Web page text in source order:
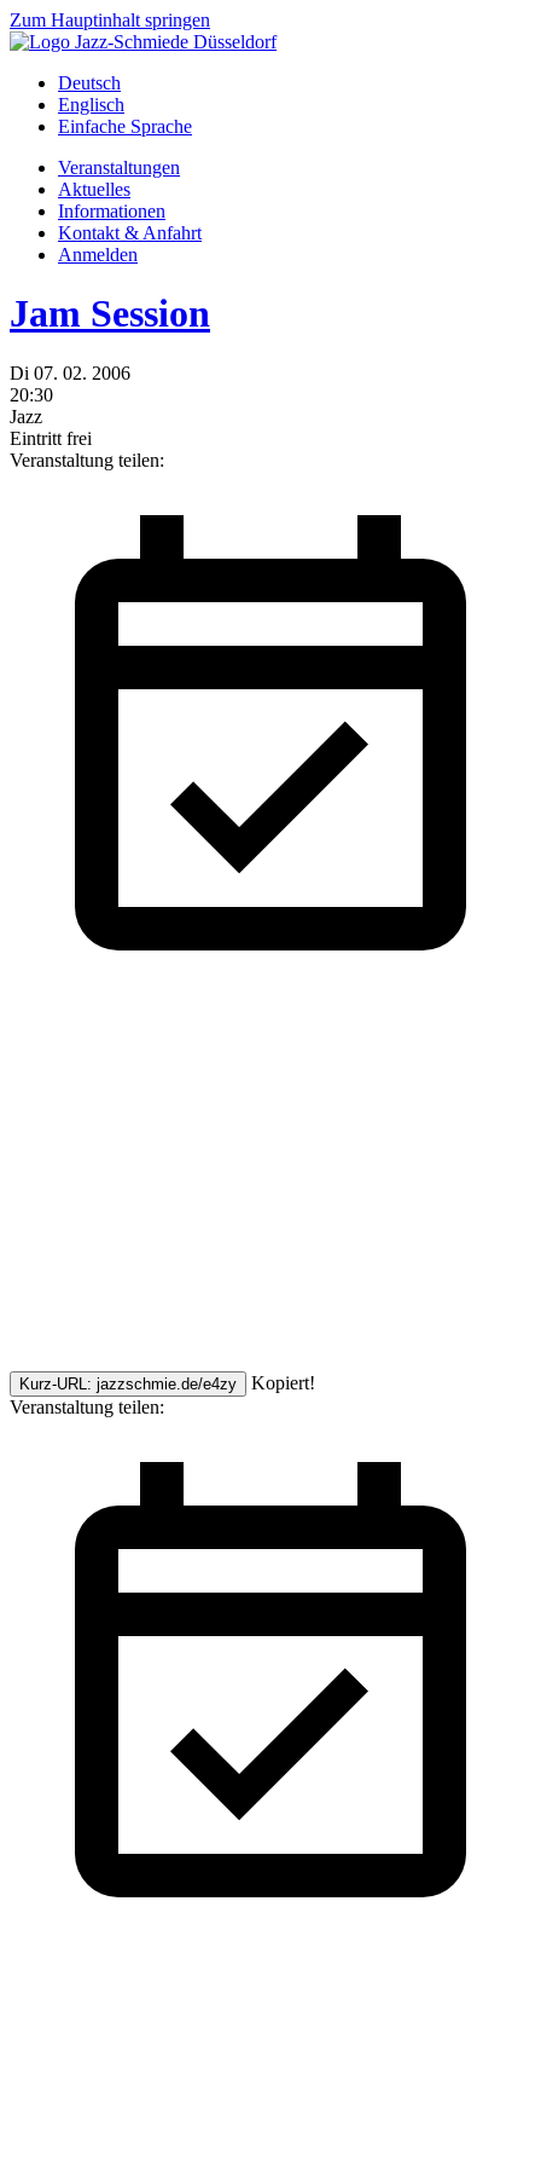
Zum Hauptinhalt springen
Deutsch
Englisch
Einfache Sprache
Veranstaltungen
Aktuelles
Informationen
Kontakt & Anfahrt
Anmelden
Jam Session
Di 07. 02. 2006
20:30
Jazz
Eintritt frei
Veranstaltung teilen:
Kurz-URL: jazzschmie.de/e4zy
Kopiert!
Veranstaltung teilen: